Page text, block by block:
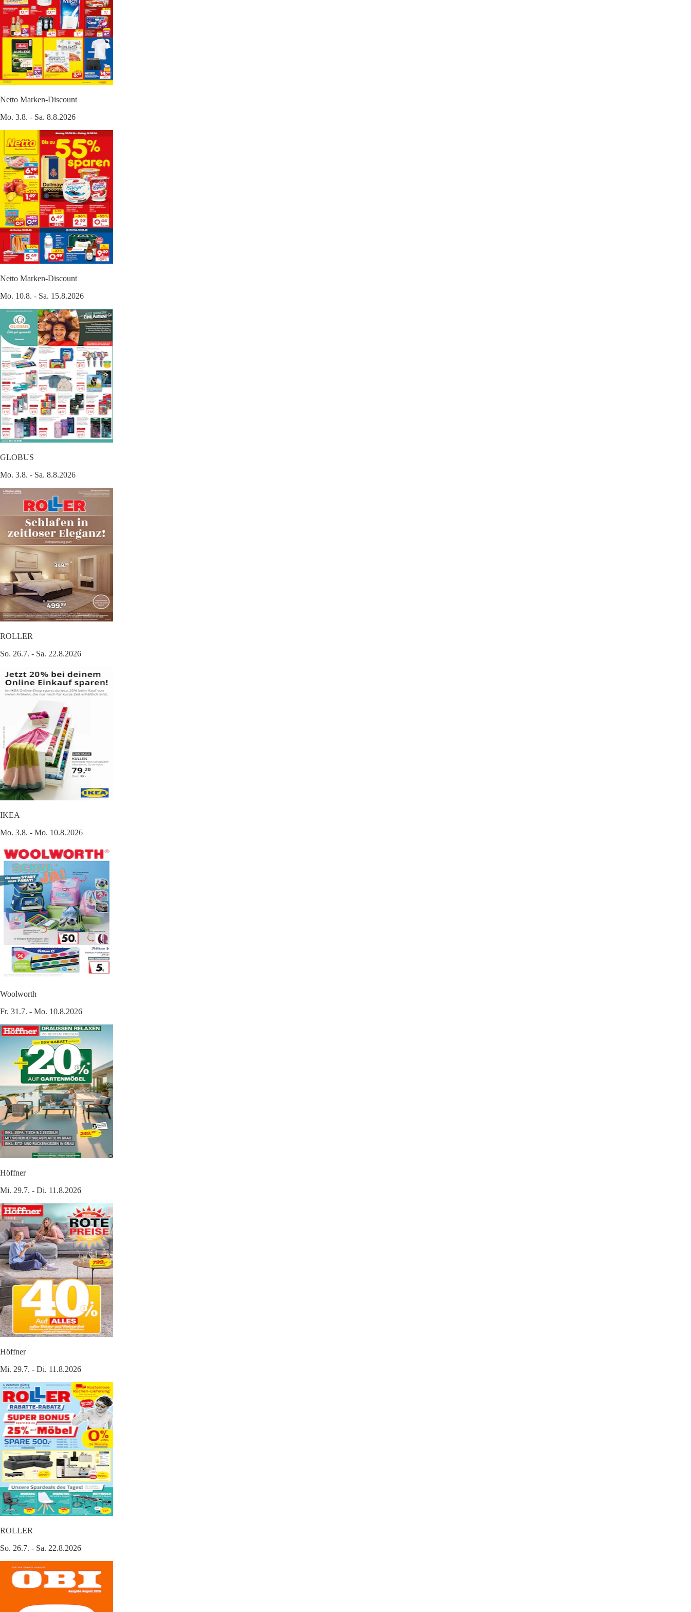
Netto Marken-Discount
Mo. 3.8. - Sa. 8.8.2026
Netto Marken-Discount
Mo. 10.8. - Sa. 15.8.2026
GLOBUS
Mo. 3.8. - Sa. 8.8.2026
ROLLER
So. 26.7. - Sa. 22.8.2026
IKEA
Mo. 3.8. - Mo. 10.8.2026
Woolworth
Fr. 31.7. - Mo. 10.8.2026
Höffner
Mi. 29.7. - Di. 11.8.2026
Höffner
Mi. 29.7. - Di. 11.8.2026
ROLLER
So. 26.7. - Sa. 22.8.2026